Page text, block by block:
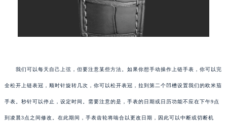
我们可以每天自己上弦，但要注意某些方法。如果你想手动操作上链手表，你可以完
全松开上链表冠，顺时针旋转几次，你可以松开表冠，拉到第二个凹槽设置我们的欧米茄
手表。秒针可以停止，设定时间。需要注意的是，手表的日期或日历功能不应在下午9点
到凌晨3点之间修改。在此期间，手表齿轮将啮合以更改日期，因此可以中断或切断机